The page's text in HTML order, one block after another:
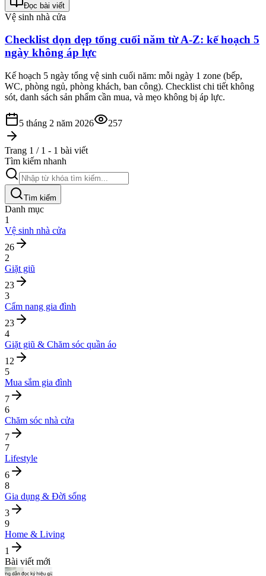
Đọc bài viết
Vệ sinh nhà cửa
Checklist dọn dẹp tổng cuối năm từ A-Z: kế hoạch 5
ngày không áp lực
Kế hoạch 5 ngày tổng vệ sinh cuối năm: mỗi ngày 1 zone (bếp,
WC, phòng ngủ, phòng khách, ban công). Checklist chi tiết không
sót, danh sách sản phẩm cần mua, và mẹo không bị áp lực.
5 tháng 2 năm 2026 257
Trang 1 / 1 - 1 bài viết
Tìm kiếm nhanh
Tìm kiếm
Danh mục
1
Vệ sinh nhà cửa
26
2
Giặt giũ
23
3
Cẩm nang gia đình
23
4
Giặt giũ & Chăm sóc quần áo
12
5
Mua sắm gia đình
7
6
Chăm sóc nhà cửa
7
7
Lifestyle
6
8
Gia dụng & Đời sống
3
9
Home & Living
1
Bài viết mới